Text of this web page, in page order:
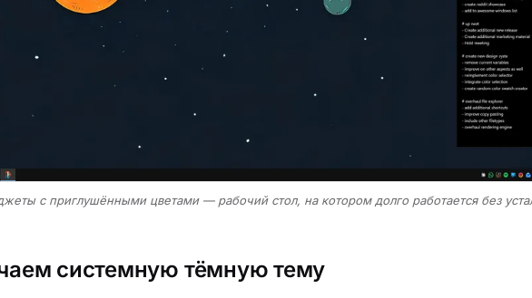
с приглушёнными цветами — рабочий стол, на котором долго работается без
системную тёмную тему